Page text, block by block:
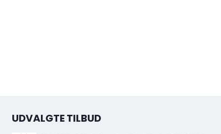
UDVALGTE TILBUD